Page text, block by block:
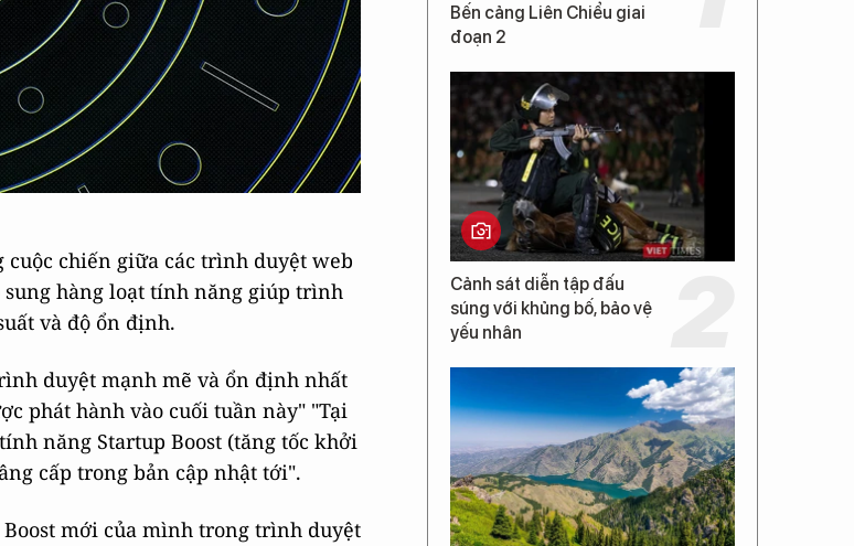
chiến giữa các trình duyệt web
sung hàng loạt tính năng giúp trình
và độ ổn định.
duyệt mạnh mẽ và ổn định nhất
phát hành vào cuối tuần này" "Tại
năng Startup Boost (tăng tốc khởi
cấp trong bản cập nhật tới".
mới của mình trong trình duyệt
Bến cảng Liên Chiểu giai
đoạn 2
Cảnh sát diễn tập đấu
súng với khủng bố, bảo vệ
yếu nhân